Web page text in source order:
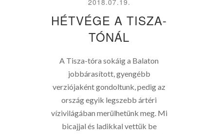
2018.07.19.
HÉTVÉGE A TISZA-
TÓNÁL
A Tisza-tóra sokáig a Balaton
jobbárasított, gyengébb
verziójaként gondoltunk, pedig az
ország egyik legszebb ártéri
vízivilágában merülhetünk meg. Mi
bicajjal és ladikkal vettük be